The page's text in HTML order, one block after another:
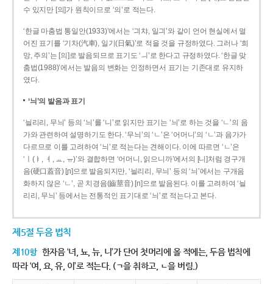
수 있지만 [의]가 원칙이므로 ‘의’로 적는다.
‘한글 마춤법 통일안(1933)’에서는 ‘긔챠, 일긔’와 같이 언어 현실에서 멀
어진 표기를 ‘기차(汽車), 일기(日氣)’로 적을 것을 규정하였다. 그러나 ‘희
망, 주의’는 [의]로 발음되므로 표기도 ‘ㅢ’로 한다고 규정하였다. ‘한글 맞
춤법(1988)’에서는 발음의 변화는 인정하면서 표기는 기존대로 유지하
였다.
‘늬’의 발음과 표기
‘늴리리, 무늬’ 등의 ‘늬’를 ‘니’로 읽지만 표기는 ‘늬’로 하는 것을 ‘ㄴ’의 음
가와 관련하여 설명하기도 한다. ‘무늬’의 ‘ㄴ’은 ‘어머니’의 ‘ㄴ’과 음가가
다르므로 이를 고려하여 ‘늬’로 적는다는 견해이다. 이에 따르면 ‘ㄴ’은
‘ㅣ(ㅑ, ㅕ, ㅛ, ㅠ)’와 결합하면 ‘어머니, 읽으니까’에서의 [니]처럼 경구개
음(硬口蓋音) [ɲ]으로 발음되지만, ‘늴리리, 무늬’ 등의 ‘늬’에서는 구개음
화하지 않은 ‘ㄴ’, 곧 치경음(齒莖音) [n]으로 발음된다. 이를 고려하여 ‘늴
리리, 무늬’ 등에서는 전통적인 표기대로 ‘늬’로 적는다고 본다.
제5절 두음 법칙
제10항 한자음 ‘녀, 뇨, 뉴, 니’가 단어 첫머리에 올 적에는, 두음 법칙에
따라 ‘여, 요, 유, 이’로 적는다. (ㄱ을 취하고, ㄴ을 버림.)